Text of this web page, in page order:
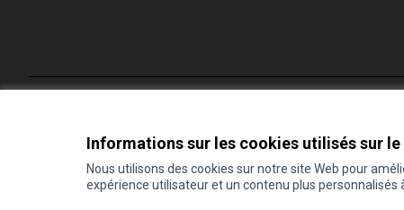
Informations sur les cookies utilisés sur le
Nous utilisons des cookies sur notre site Web pour
expérience utilisateur et un contenu plus personnalisés